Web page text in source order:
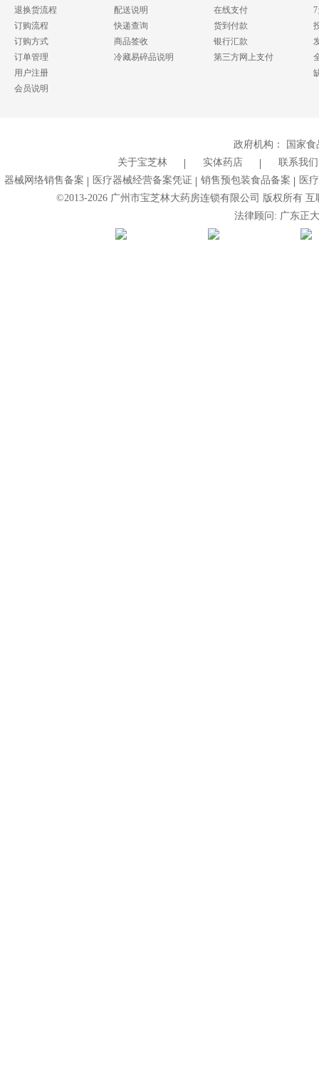
退换货流程
订购流程
订购方式
订单管理
用户注册
会员说明
配送说明
快递查询
商品签收
冷藏易碎品说明
在线支付
货到付款
银行汇款
第三方网上支付
政府机构：
国家
关于宝芝林
实体药店
联系我们
器械网络销售备案
医疗器械经营备案凭证 销售预包装食品备案
医
©2013-2026广州市宝芝林大药房连锁有限公司 版权所有
法律顾问: 广东正